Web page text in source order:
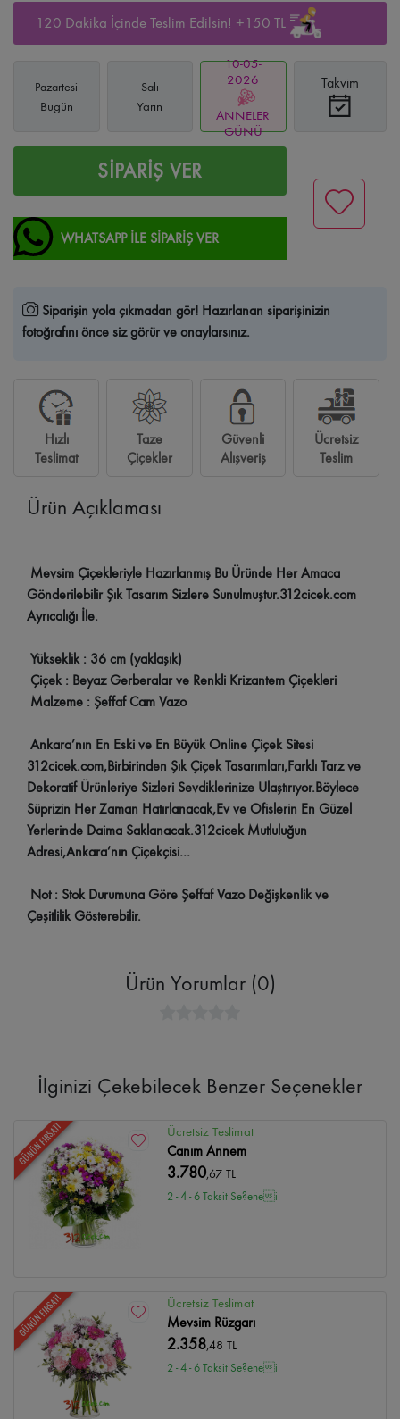
120 Dakika İçinde Teslim Edilsin! +150 TL
Pazartesi
Bugün
Salı
Yarın
10-05-
2026
ANNELER
GÜNÜ
Takvim
SİPARİŞ VER
WHATSAPP İLE SİPARİŞ VER
Siparişin yola çıkmadan gör! Hazırlanan siparişinizin
fotoğrafını önce siz görür ve onaylarsınız.
Hızlı
Teslimat
Taze
Çiçekler
Güvenli
Alışveriş
Ücretsiz
Teslim
Ürün Açıklaması
Mevsim Çiçekleriyle Hazırlanmış Bu Üründe Her Amaca
Gönderilebilir Şık Tasarım Sizlere Sunulmuştur.312cicek.com
Ayrıcalığı İle.
Yükseklik : 36 cm (yaklaşık)
Çiçek : Beyaz Gerberalar ve Renkli Krizantem Çiçekleri
Malzeme : Şeffaf Cam Vazo
Ankara’nın En Eski ve En Büyük Online Çiçek Sitesi
312cicek.com,Birbirinden Şık Çiçek Tasarımları,Farklı Tarz ve
Dekoratif Ürünleriye Sizleri Sevdiklerinize Ulaştırıyor.Böylece
Süprizin Her Zaman Hatırlanacak,Ev ve Ofislerin En Güzel
Yerlerinde Daima Saklanacak.312cicek Mutluluğun
Adresi,Ankara’nın Çiçekçisi…
Not : Stok Durumuna Göre Şeffaf Vazo Değişkenlik ve
Çeşitlilik Gösterebilir.
Ürün Yorumlar (0)
İlginizi Çekebilecek Benzer Seçenekler
GÜNÜN FIRSATI Ücretsiz Teslimat
Canım Annem
3.780,67 TL
2 - 4 - 6 Taksit Se?enei
GÜNÜN FIRSATI Ücretsiz Teslimat
Mevsim Rüzgarı
2.358,48 TL
2 - 4 - 6 Taksit Se?enei